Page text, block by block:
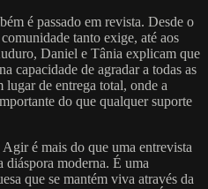
é passado em revista. Desde o
tanto exige, até aos
Daniel e Tânia explicam que
capacidade de agradar a todas as
lugar de entrega total, onde a
do que qualquer suporte
é mais do que uma entrevista
diáspora moderna. É uma
que se mantém viva através da